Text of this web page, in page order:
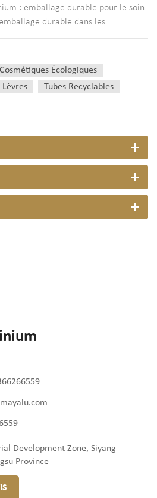
: emballage durable pour le soin
durable dans les
d’aujourd’hui, la durabilité est plus
; c'est un élément essentiel du
cosmétique, en
Cosmétiques Écologiques
Lèvres
Tubes Recyclables
Development Zone, Siyang
Province